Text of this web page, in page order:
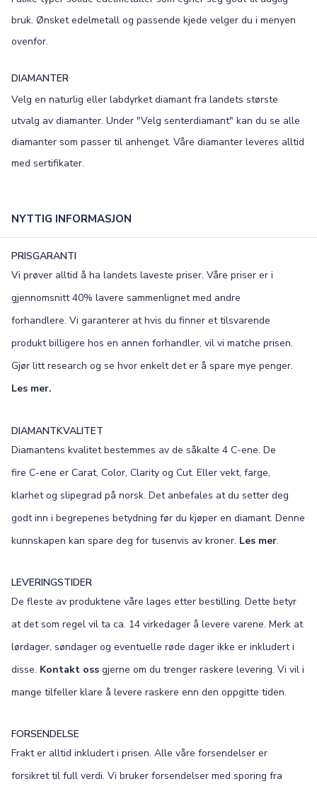
bruk. Ønsket edelmetall og passende kjede velger du i menyen
ovenfor.
DIAMANTER
Velg en naturlig eller labdyrket diamant fra landets største
utvalg av diamanter. Under "Velg senterdiamant" kan du se alle
diamanter som passer til anhenget. Våre diamanter leveres alltid
med sertifikater.
NYTTIG INFORMASJON
PRISGARANTI
Vi prøver alltid å ha landets laveste priser. Våre priser er i
gjennomsnitt 40% lavere sammenlignet med andre
forhandlere. Vi garanterer at hvis du finner et tilsvarende
produkt billigere hos en annen forhandler, vil vi matche prisen.
Gjør litt research og se hvor enkelt det er å spare mye penger.
Les mer.
DIAMANTKVALITET
Diamantens kvalitet bestemmes av de såkalte 4 C-ene. De
fire C-ene er Carat, Color, Clarity og Cut. Eller vekt, farge,
klarhet og slipegrad på norsk. Det anbefales at du setter deg
godt inn i begrepenes betydning før du kjøper en diamant. Denne
kunnskapen kan spare deg for tusenvis av kroner. Les mer.
LEVERINGSTIDER
De fleste av produktene våre lages etter bestilling. Dette betyr
at det som regel vil ta ca. 14 virkedager å levere varene. Merk at
lørdager, søndager og eventuelle røde dager ikke er inkludert i
disse. Kontakt oss gjerne om du trenger raskere levering. Vi vil i
mange tilfeller klare å levere raskere enn den oppgitte tiden.
FORSENDELSE
Frakt er alltid inkludert i prisen. Alle våre forsendelser er
forsikret til full verdi. Vi bruker forsendelser med sporing fra